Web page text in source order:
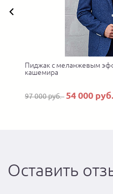
Пиджак с меланжевым
кашемира
97 000 руб. 54 000 руб.
Оставить